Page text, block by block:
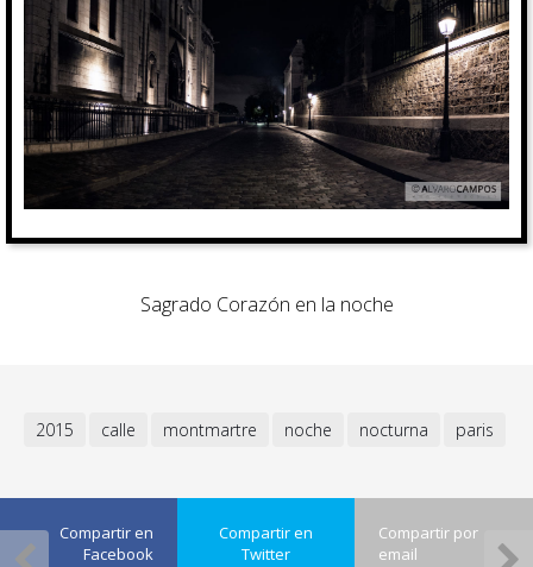
Sagrado Corazón en la noche
2015 calle montmartre noche nocturna paris
Compartir en
Facebook
Compartir en
Twitter
Compartir por
email